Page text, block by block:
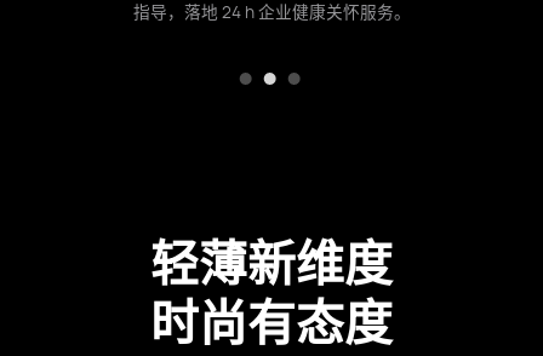
指导，落地 24 h 企业健康关怀服⁠务。
轻薄新维度
时尚有态度